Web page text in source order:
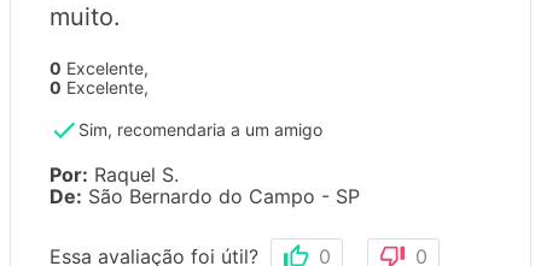
muito.
0 Excelente,
0 Excelente,
Sim, recomendaria a um amigo
Por: Raquel S.
De: São Bernardo do Campo - SP
Essa avaliação foi útil? 0 0